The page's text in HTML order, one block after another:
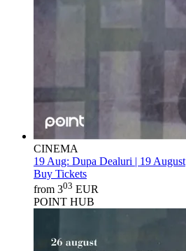
CINEMA
19 Aug: Dupa Dealuri | 19 August
Buy Tickets
from 303 EUR
POINT HUB